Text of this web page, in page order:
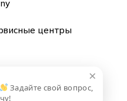
центры
×
Задайте свой вопрос,